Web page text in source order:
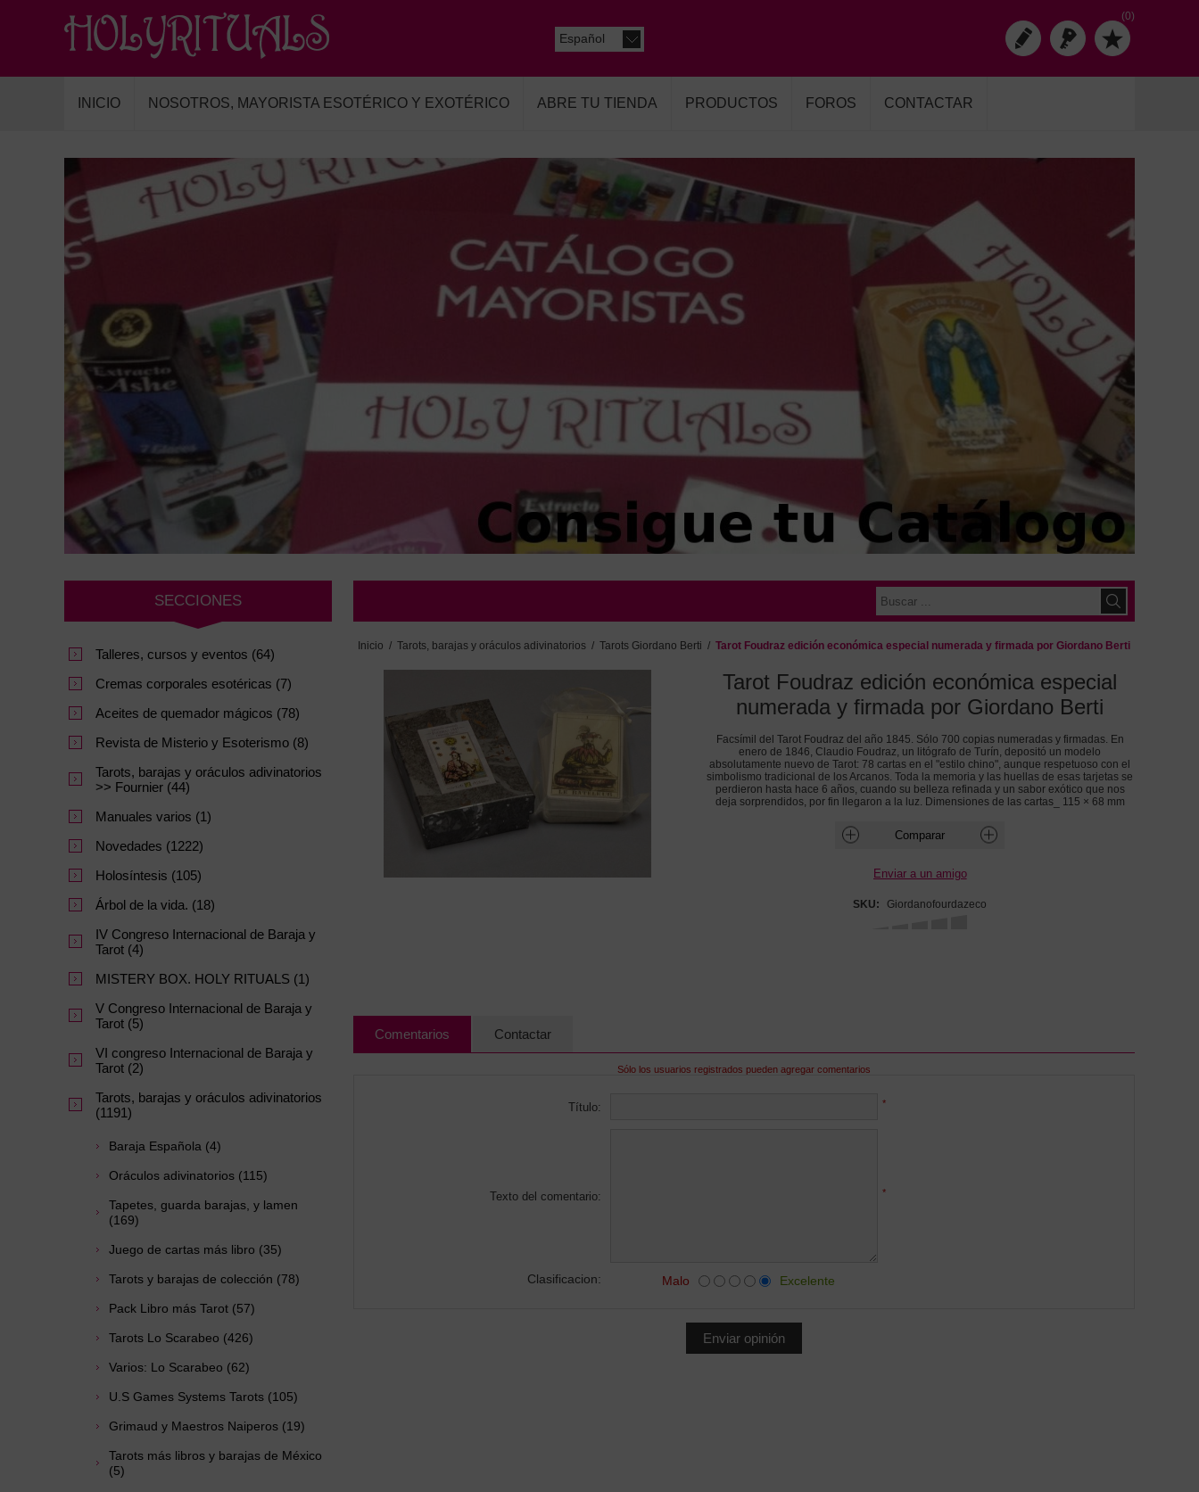
(0)
Español
INICIO NOSOTROS, MAYORISTA ESOTÉRICO Y EXOTÉRICO ABRE TU TIENDA PRODUCTOS FOROS CONTACTAR
Inicio / Tarots, barajas y oráculos adivinatorios / Tarots Giordano Berti / Tarot Foudraz edición económica especial numerada y firmada por Giordano Berti
Tarot Foudraz edición económica especial
numerada y firmada por Giordano Berti
Facsímil del Tarot Foudraz del año 1845. Sólo 700 copias numeradas y firmadas. En
enero de 1846, Claudio Foudraz, un litógrafo de Turín, depositó un modelo
absolutamente nuevo de Tarot: 78 cartas en el "estilo chino", aunque respetuoso con el
simbolismo tradicional de los Arcanos. Toda la memoria y las huellas de esas tarjetas se
perdieron hasta hace 6 años, cuando su belleza refinada y un sabor exótico que nos
deja sorprendidos, por fin llegaron a la luz. Dimensiones de las cartas_ 115 × 68 mm
SKU: Giordanofourdazeco
Comentarios Contactar
Sólo los usuarios registrados pueden agregar comentarios
Título: *
Texto del comentario: *
Clasificacion: Malo Excelente
SECCIONES
Talleres, cursos y eventos (64)
Cremas corporales esotéricas (7)
Aceites de quemador mágicos (78)
Revista de Misterio y Esoterismo (8)
Tarots, barajas y oráculos adivinatorios
>> Fournier (44)
Manuales varios (1)
Novedades (1222)
Holosíntesis (105)
Árbol de la vida. (18)
IV Congreso Internacional de Baraja y
Tarot (4)
MISTERY BOX. HOLY RITUALS (1)
V Congreso Internacional de Baraja y
Tarot (5)
VI congreso Internacional de Baraja y
Tarot (2)
Tarots, barajas y oráculos adivinatorios
(1191)
Baraja Española (4)
Oráculos adivinatorios (115)
Tapetes, guarda barajas, y lamen
(169)
Juego de cartas más libro (35)
Tarots y barajas de colección (78)
Pack Libro más Tarot (57)
Tarots Lo Scarabeo (426)
Varios: Lo Scarabeo (62)
U.S Games Systems Tarots (105)
Grimaud y Maestros Naiperos (19)
Tarots más libros y barajas de México
(5)